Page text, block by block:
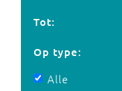
Tot:
Op type:
Alle